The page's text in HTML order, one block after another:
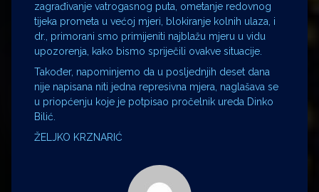
zagrađivanje vatrogasnog puta, ometanje redovnog
tijeka prometa u većoj mjeri, blokiranje kolnih ulaza, i
dr., primorani smo primijeniti najblažu mjeru u vidu
upozorenja, kako bismo spriječili ovakve situacije.
Također, napominjemo da u posljednjih deset dana
nije napisana niti jedna represivna mjera, naglašava se
u priopćenju koje je potpisao pročelnik ureda Dinko
Bilić.
ŽELJKO KRZNARIĆ